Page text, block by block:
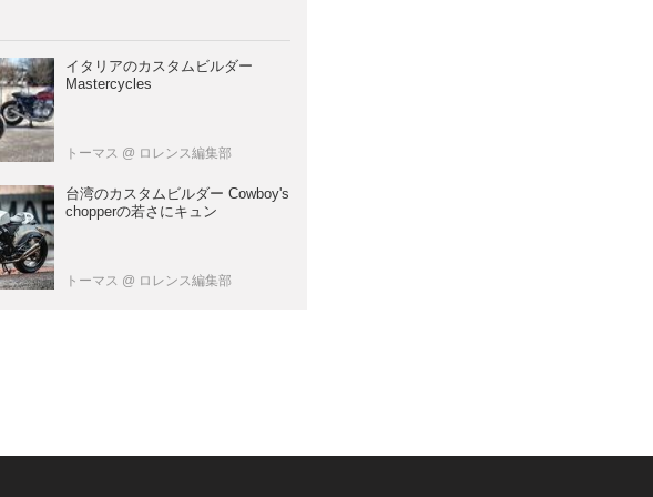
イタリアのカスタムビルダー
Mastercycles
トーマス @ ロレンス編集部
台湾のカスタムビルダー Cowboy's
chopperの若さにキュン
トーマス @ ロレンス編集部